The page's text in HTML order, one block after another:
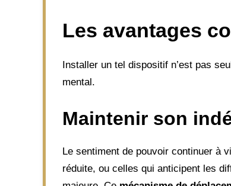
Les avantages
Installer un tel dispositif n’est pas
mental.
Maintenir son
Le sentiment de pouvoir continuer à
réduite, ou celles qui anticipent les